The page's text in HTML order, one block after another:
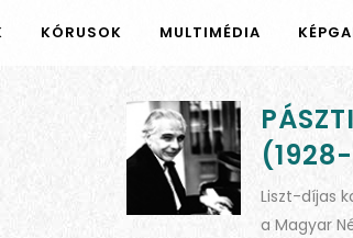
KÓRUSOK MULTIMÉDIA
Liszt-díjas
a Magyar